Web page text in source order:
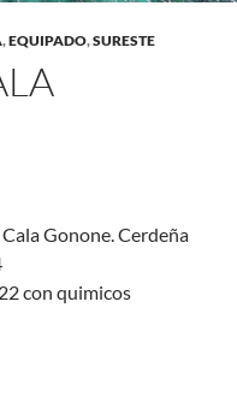
,EQUIPADO,SURESTE
Gonone. Cerdeña
con quimicos